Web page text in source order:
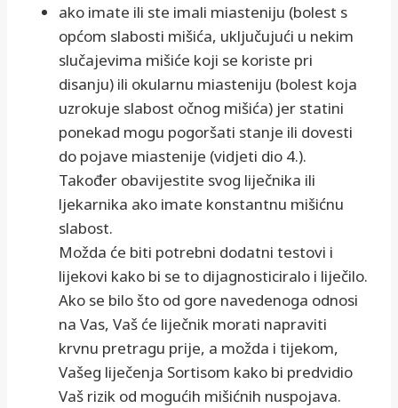
ako imate ili ste imali miasteniju (bolest s
općom slabosti mišića, uključujući u nekim
slučajevima mišiće koji se koriste pri
disanju) ili okularnu miasteniju (bolest koja
uzrokuje slabost očnog mišića) jer statini
ponekad mogu pogoršati stanje ili dovesti
do pojave miastenije (vidjeti dio 4.).
Također obavijestite svog liječnika ili
ljekarnika ako imate konstantnu mišićnu
slabost.
Možda će biti potrebni dodatni testovi i
lijekovi kako bi se to dijagnosticiralo i liječilo.
Ako se bilo što od gore navedenoga odnosi
na Vas, Vaš će liječnik morati napraviti
krvnu pretragu prije, a možda i tijekom,
Vašeg liječenja Sortisom kako bi predvidio
Vaš rizik od mogućih mišićnih nuspojava.